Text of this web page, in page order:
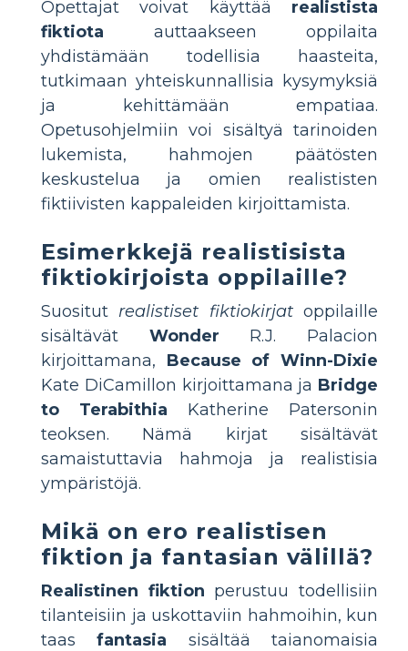
Opettajat voivat käyttää realistista
fiktiota auttaakseen oppilaita
yhdistämään todellisia haasteita,
tutkimaan yhteiskunnallisia kysymyksiä
ja kehittämään empatiaa.
Opetusohjelmiin voi sisältyä tarinoiden
lukemista, hahmojen päätösten
keskustelua ja omien realististen
fiktiivisten kappaleiden kirjoittamista.
Esimerkkejä realistisista
fiktiokirjoista oppilaille?
Suositut realistiset fiktiokirjatoppilaille
sisältävät Wonder R.J. Palacion
kirjoittamana, Because of Winn-Dixie
Kate DiCamillon kirjoittamana ja Bridge
to Terabithia Katherine Patersonin
teoksen. Nämä kirjat sisältävät
samaistuttavia hahmoja ja realistisia
ympäristöjä.
Mikä on ero realistisen
fiktion ja fantasian välillä?
Realistinen fiktion perustuu todellisiin
tilanteisiin ja uskottaviin hahmoihin, kun
taasfantasia sisältää taianomaisia